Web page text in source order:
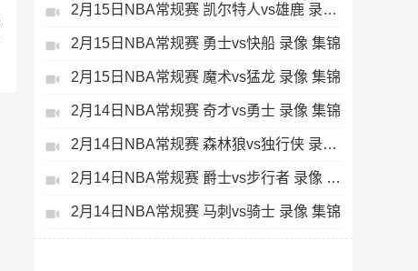
2月15日NBA常规赛 凯尔特人vs雄鹿 录像 集锦
2月15日NBA常规赛 勇士vs快船 录像 集锦
2月15日NBA常规赛 魔术vs猛龙 录像 集锦
2月14日NBA常规赛 奇才vs勇士 录像 集锦
2月14日NBA常规赛 森林狼vs独行侠 录像 集锦
2月14日NBA常规赛 爵士vs步行者 录像 集锦
2月14日NBA常规赛 马刺vs骑士 录像 集锦